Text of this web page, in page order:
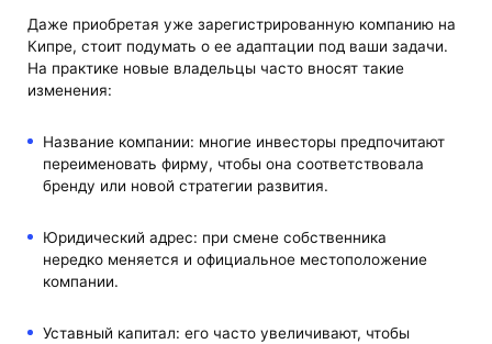
Даже приобретая уже зарегистрированную компанию на
Кипре, стоит подумать о ее адаптации под ваши задачи.
На практике новые владельцы часто вносят такие
изменения:
Название компании: многие инвесторы предпочитают
переименовать фирму, чтобы она соответствовала
бренду или новой стратегии развития.
Юридический адрес: при смене собственника
нередко меняется и официальное местоположение
компании.
Уставный капитал: его часто увеличивают, чтобы